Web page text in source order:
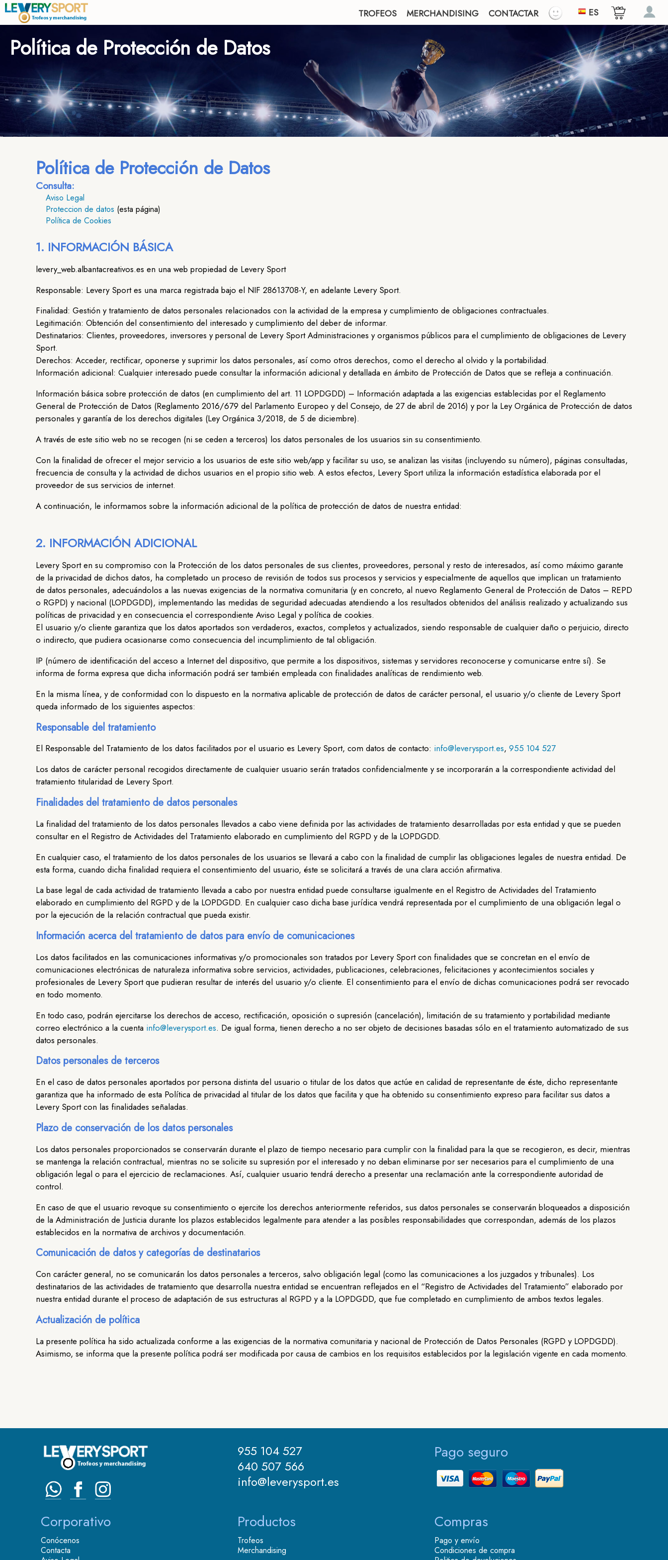
TROFEOS MERCHANDISING CONTACTAR ES
Política de Protección de Datos
Política de Protección de Datos
Consulta:
Aviso Legal
Proteccion de datos (esta página)
Política de Cookies
1. INFORMACIÓN BÁSICA
levery_web.albantacreativos.es en una web propiedad de Levery Sport
Responsable: Levery Sport es una marca registrada bajo el NIF 28613708-Y, en adelante Levery Sport.
Finalidad: Gestión y tratamiento de datos personales relacionados con la actividad de la empresa y cumplimiento de obligaciones contractuales.
Legitimación: Obtención del consentimiento del interesado y cumplimiento del deber de informar.
Destinatarios: Clientes, proveedores, inversores y personal de Levery Sport Administraciones y organismos públicos para el cumplimiento de obligaciones de Levery
Sport.
Derechos: Acceder, rectificar, oponerse y suprimir los datos personales, así como otros derechos, como el derecho al olvido y la portabilidad.
Información adicional: Cualquier interesado puede consultar la información adicional y detallada en ámbito de Protección de Datos que se refleja a continuación.
Información básica sobre protección de datos (en cumplimiento del art. 11 LOPDGDD) – Información adaptada a las exigencias establecidas por el Reglamento
General de Protección de Datos (Reglamento 2016/679 del Parlamento Europeo y del Consejo, de 27 de abril de 2016) y por la Ley Orgánica de Protección de datos
personales y garantía de los derechos digitales (Ley Orgánica 3/2018, de 5 de diciembre).
A través de este sitio web no se recogen (ni se ceden a terceros) los datos personales de los usuarios sin su consentimiento.
Con la finalidad de ofrecer el mejor servicio a los usuarios de este sitio web/app y facilitar su uso, se analizan las visitas (incluyendo su número), páginas consultadas,
frecuencia de consulta y la actividad de dichos usuarios en el propio sitio web. A estos efectos, Levery Sport utiliza la información estadística elaborada por el
proveedor de sus servicios de internet.
A continuación, le informamos sobre la información adicional de la política de protección de datos de nuestra entidad:
2. INFORMACIÓN ADICIONAL
Levery Sport en su compromiso con la Protección de los datos personales de sus clientes, proveedores, personal y resto de interesados, así como máximo garante
de la privacidad de dichos datos, ha completado un proceso de revisión de todos sus procesos y servicios y especialmente de aquellos que implican un tratamiento
de datos personales, adecuándolos a las nuevas exigencias de la normativa comunitaria (y en concreto, al nuevo Reglamento General de Protección de Datos – REPD
o RGPD) y nacional (LOPDGDD), implementando las medidas de seguridad adecuadas atendiendo a los resultados obtenidos del análisis realizado y actualizando sus
políticas de privacidad y en consecuencia el correspondiente Aviso Legal y política de cookies.
El usuario y/o cliente garantiza que los datos aportados son verdaderos, exactos, completos y actualizados, siendo responsable de cualquier daño o perjuicio, directo
o indirecto, que pudiera ocasionarse como consecuencia del incumplimiento de tal obligación.
IP (número de identificación del acceso a Internet del dispositivo, que permite a los dispositivos, sistemas y servidores reconocerse y comunicarse entre sí). Se
informa de forma expresa que dicha información podrá ser también empleada con finalidades analíticas de rendimiento web.
En la misma línea, y de conformidad con lo dispuesto en la normativa aplicable de protección de datos de carácter personal, el usuario y/o cliente de Levery Sport
queda informado de los siguientes aspectos:
Responsable del tratamiento
El Responsable del Tratamiento de los datos facilitados por el usuario es Levery Sport, com datos de contacto: info@leverysport.es, 955 104 527
Los datos de carácter personal recogidos directamente de cualquier usuario serán tratados confidencialmente y se incorporarán a la correspondiente actividad del
tratamiento titularidad de Levery Sport.
Finalidades del tratamiento de datos personales
La finalidad del tratamiento de los datos personales llevados a cabo viene definida por las actividades de tratamiento desarrolladas por esta entidad y que se pueden
consultar en el Registro de Actividades del Tratamiento elaborado en cumplimiento del RGPD y de la LOPDGDD.
En cualquier caso, el tratamiento de los datos personales de los usuarios se llevará a cabo con la finalidad de cumplir las obligaciones legales de nuestra entidad. De
esta forma, cuando dicha finalidad requiera el consentimiento del usuario, éste se solicitará a través de una clara acción afirmativa.
La base legal de cada actividad de tratamiento llevada a cabo por nuestra entidad puede consultarse igualmente en el Registro de Actividades del Tratamiento
elaborado en cumplimiento del RGPD y de la LOPDGDD. En cualquier caso dicha base jurídica vendrá representada por el cumplimiento de una obligación legal o
por la ejecución de la relación contractual que pueda existir.
Información acerca del tratamiento de datos para envío de comunicaciones
Los datos facilitados en las comunicaciones informativas y/o promocionales son tratados por Levery Sport con finalidades que se concretan en el envío de
comunicaciones electrónicas de naturaleza informativa sobre servicios, actividades, publicaciones, celebraciones, felicitaciones y acontecimientos sociales y
profesionales de Levery Sport que pudieran resultar de interés del usuario y/o cliente. El consentimiento para el envío de dichas comunicaciones podrá ser revocado
en todo momento.
En todo caso, podrán ejercitarse los derechos de acceso, rectificación, oposición o supresión (cancelación), limitación de su tratamiento y portabilidad mediante
correo electrónico a la cuenta info@leverysport.es. De igual forma, tienen derecho a no ser objeto de decisiones basadas sólo en el tratamiento automatizado de sus
datos personales.
Datos personales de terceros
En el caso de datos personales aportados por persona distinta del usuario o titular de los datos que actúe en calidad de representante de éste, dicho representante
garantiza que ha informado de esta Política de privacidad al titular de los datos que facilita y que ha obtenido su consentimiento expreso para facilitar sus datos a
Levery Sport con las finalidades señaladas.
Plazo de conservación de los datos personales
Los datos personales proporcionados se conservarán durante el plazo de tiempo necesario para cumplir con la finalidad para la que se recogieron, es decir, mientras
se mantenga la relación contractual, mientras no se solicite su supresión por el interesado y no deban eliminarse por ser necesarios para el cumplimiento de una
obligación legal o para el ejercicio de reclamaciones. Así, cualquier usuario tendrá derecho a presentar una reclamación ante la correspondiente autoridad de
control.
En caso de que el usuario revoque su consentimiento o ejercite los derechos anteriormente referidos, sus datos personales se conservarán bloqueados a disposición
de la Administración de Justicia durante los plazos establecidos legalmente para atender a las posibles responsabilidades que correspondan, además de los plazos
establecidos en la normativa de archivos y documentación.
Comunicación de datos y categorías de destinatarios
Con carácter general, no se comunicarán los datos personales a terceros, salvo obligación legal (como las comunicaciones a los juzgados y tribunales). Los
destinatarios de las actividades de tratamiento que desarrolla nuestra entidad se encuentran reflejados en el “Registro de Actividades del Tratamiento” elaborado por
nuestra entidad durante el proceso de adaptación de sus estructuras al RGPD y a la LOPDGDD, que fue completado en cumplimiento de ambos textos legales.
Actualización de política
La presente política ha sido actualizada conforme a las exigencias de la normativa comunitaria y nacional de Protección de Datos Personales (RGPD y LOPDGDD).
Asimismo, se informa que la presente política podrá ser modificada por causa de cambios en los requisitos establecidos por la legislación vigente en cada momento.
955 104 527
640 507 566
info@leverysport.es
Pago seguro
Corporativo
Conócenos
Contacta
Productos
Trofeos
Merchandising
Compras
Pago y envío
Condiciones de compra